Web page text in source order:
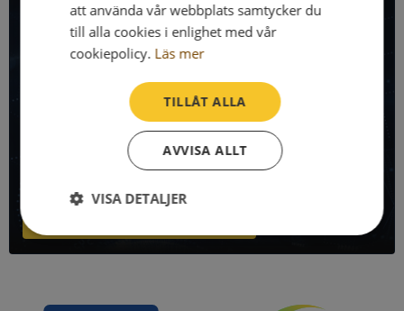
Få all denna företagsinformation i Syna API
Syna API är ett blixtsnabbt API där du kan hämta
skatteuppgifter och mycket mer på alla Sveriges företag
Denna sida använder Syna API. Bli kund idag och kom igång
att använda vår webbplats samtycker du
till alla cookies i enlighet med vår
cookiepolicy. Läs mer
TILLÅT ALLA
AVVISA ALLT
VISA DETALJER
Strikt
nödvändigt
Prestanda Inriktning